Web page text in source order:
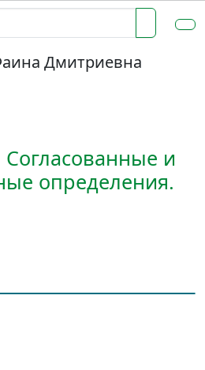
Дмитриевна
и
определения.